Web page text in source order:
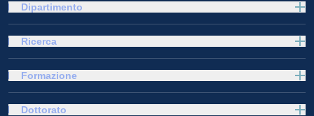
Dipartimento
Ricerca
Formazione
Dottorato